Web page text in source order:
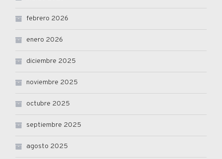
febrero 2026
enero 2026
diciembre 2025
noviembre 2025
octubre 2025
septiembre 2025
agosto 2025